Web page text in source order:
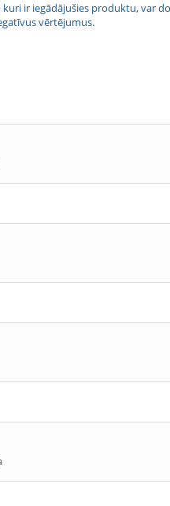
kuri ir iegādājušies produktu,
vērtējumus.